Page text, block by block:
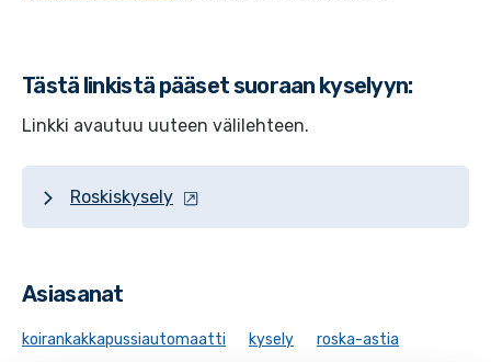
Tästä linkistä pääset suoraan kyselyyn:
Linkki avautuu uuteen välilehteen.
Roskiskysely
Asiasanat
koirankakkapussiautomaatti kysely roska-astia